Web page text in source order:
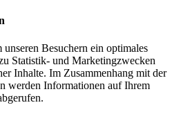
Besuchern ein optimales
Statistik- und Marketingzwecken
Inhalte. Im Zusammenhang mit der
werden Informationen auf Ihrem